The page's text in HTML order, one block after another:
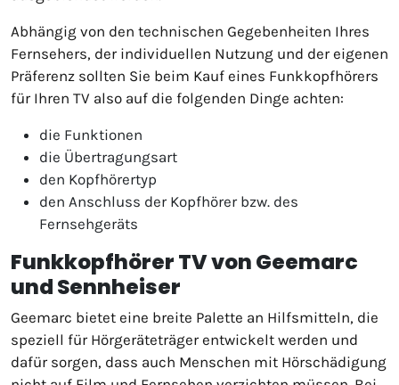
Abhängig von den technischen Gegebenheiten Ihres
Fernsehers, der individuellen Nutzung und der eigenen
Präferenz sollten Sie beim Kauf eines Funkkopfhörers
für Ihren TV also auf die folgenden Dinge achten:
die Funktionen
die Übertragungsart
den Kopfhörertyp
den Anschluss der Kopfhörer bzw. des
Fernsehgeräts
Funkkopfhörer TV von Geemarc
und Sennheiser
Geemarc bietet eine breite Palette an Hilfsmitteln, die
speziell für Hörgeräteträger entwickelt werden und
dafür sorgen, dass auch Menschen mit Hörschädigung